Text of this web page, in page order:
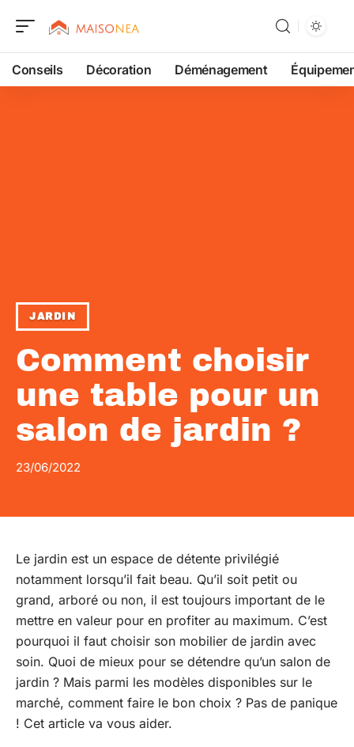
Conseils Décoration Déménagement
JARDIN
Comment choisir
une table pour un
salon de jardin ?
23/06/2022
Le jardin est un espace de détente privilégié
notamment lorsqu’il fait beau. Qu’il soit petit ou
grand, arboré ou non, il est toujours important de le
mettre en valeur pour en profiter au maximum. C’est
pourquoi il faut choisir son mobilier de jardin avec
soin. Quoi de mieux pour se détendre qu’un salon de
jardin ? Mais parmi les modèles disponibles sur le
marché, comment faire le bon choix ? Pas de panique
! Cet article va vous aider.